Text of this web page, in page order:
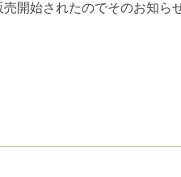
開始されたのでそのお知ら